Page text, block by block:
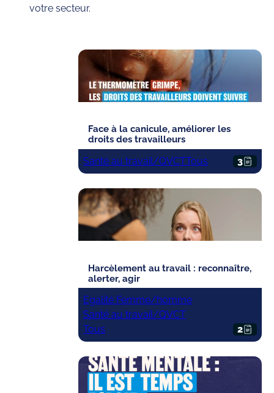
votre secteur.
Face à la canicule, améliorer les
droits des travailleurs
Santé au travail/QVCTTous 3
Harcèlement au travail : reconnaître,
alerter, agir
Egalité Femme/homme
Santé au travail/QVCT
Tous
2